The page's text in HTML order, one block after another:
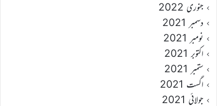
جنوری 2022
دسمبر 2021
نومبر 2021
اکتوبر 2021
ستمبر 2021
اگست 2021
جولائی 2021